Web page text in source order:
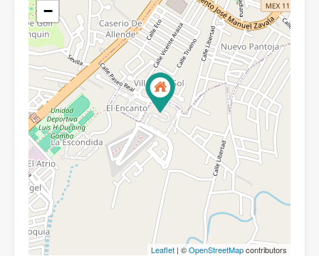
−
Leaflet | ©OpenStreetMapcontributors